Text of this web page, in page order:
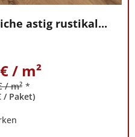
astig rustikal...
/ m²
/ m² *
/ Paket)